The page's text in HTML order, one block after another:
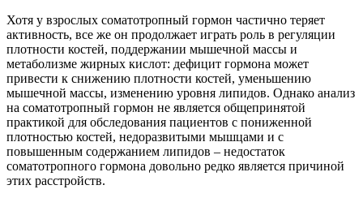
Хотя у взрослых соматотропный гормон частично теряет
активность, все же он продолжает играть роль в регуляции
плотности костей, поддержании мышечной массы и
метаболизме жирных кислот: дефицит гормона может
привести к снижению плотности костей, уменьшению
мышечной массы, изменению уровня липидов. Однако анализ
на соматотропный гормон не является общепринятой
практикой для обследования пациентов с пониженной
плотностью костей, недоразвитыми мышцами и с
повышенным содержанием липидов – недостаток
соматотропного гормона довольно редко является причиной
этих расстройств.